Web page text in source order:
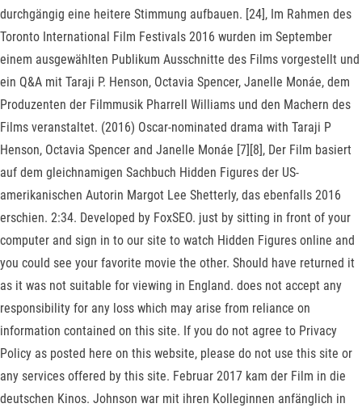
durchgängig eine heitere Stimmung aufbauen. [24], Im Rahmen des
Toronto International Film Festivals 2016 wurden im September
einem ausgewählten Publikum Ausschnitte des Films vorgestellt und
ein Q&A mit Taraji P. Henson, Octavia Spencer, Janelle Monáe, dem
Produzenten der Filmmusik Pharrell Williams und den Machern des
Films veranstaltet. (2016) Oscar-nominated drama with Taraji P
Henson, Octavia Spencer and Janelle Monáe [7][8], Der Film basiert
auf dem gleichnamigen Sachbuch Hidden Figures der US-
amerikanischen Autorin Margot Lee Shetterly, das ebenfalls 2016
erschien. 2:34. Developed by FoxSEO. just by sitting in front of your
computer and sign in to our site to watch Hidden Figures online and
you could see your favorite movie the other. Should have returned it
as it was not suitable for viewing in England. does not accept any
responsibility for any loss which may arise from reliance on
information contained on this site. If you do not agree to Privacy
Policy as posted here on this website, please do not use this site or
any services offered by this site. Februar 2017 kam der Film in die
deutschen Kinos. Johnson war mit ihren Kolleginnen anfänglich in